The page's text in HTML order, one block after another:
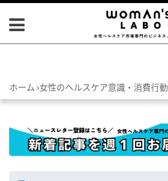
ホーム 女性のヘルスケア意識・消費行動